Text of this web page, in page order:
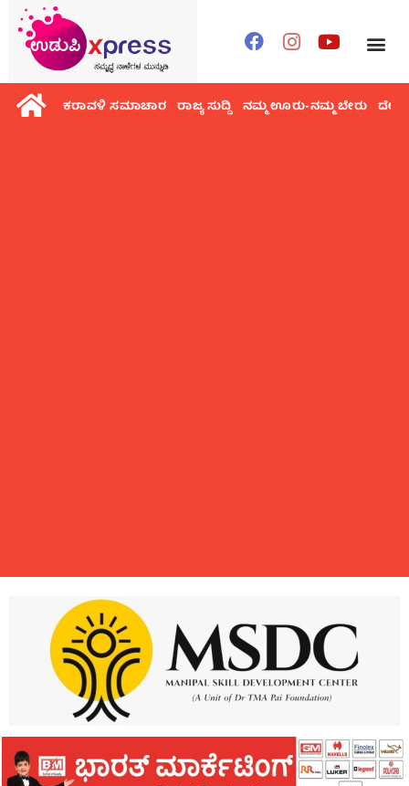
ಕರಾವಳಿ ಸಮಾಚಾರ ರಾಜ್ಯ ಸುದ್ದಿ ನಮ್ಮ ಊರು-ನಮ್ಮ ಬೇರು ದೇಶ